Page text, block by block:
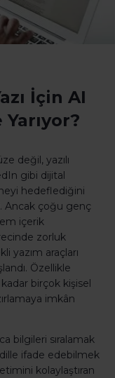
İçin AI
Yarıyor?
değil, yazılı
gibi dijital
hedeflediğini
Ancak çoğu genç
içerik
zorluk
yazım araçları
Özellikle
kadar birçok kişisel
imkân
bilgileri sıralamak
ifade edebilmek
kolaylaştıran